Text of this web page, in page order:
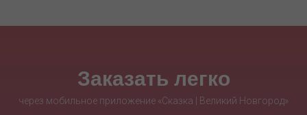
Заказать легко
через мобильное приложение «Сказка | Великий Новгород»